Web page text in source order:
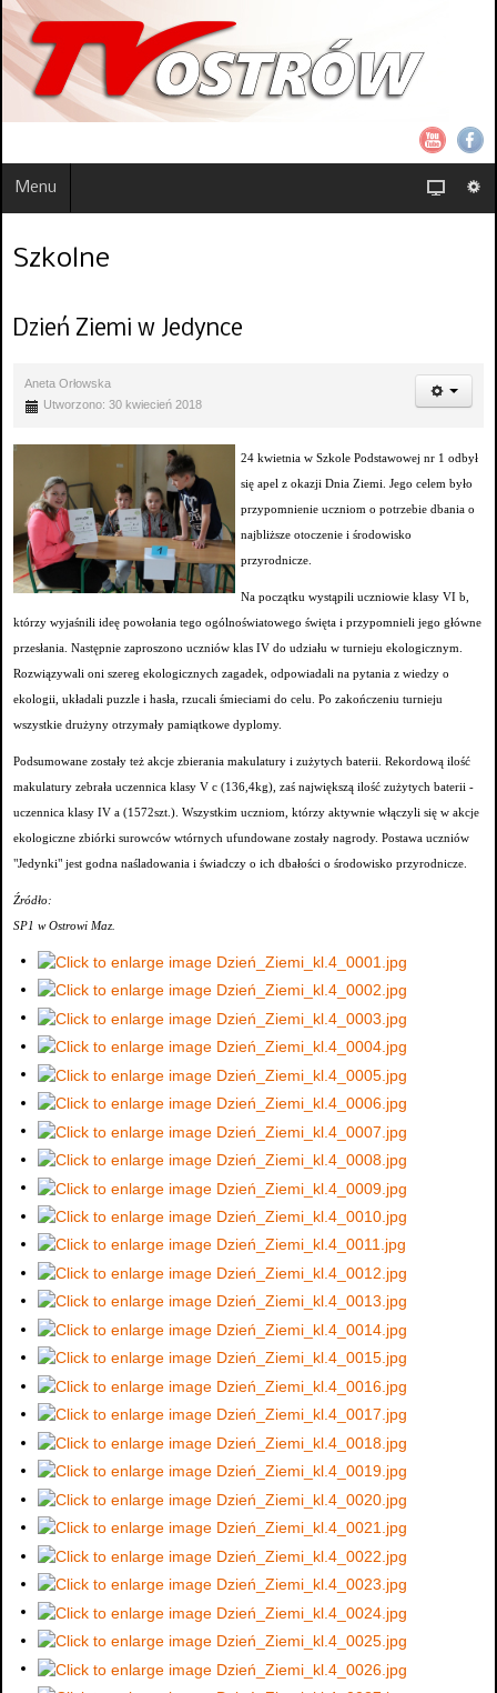
Menu
Szkolne
Dzień Ziemi w Jedynce
Aneta Orłowska
Utworzono: 30 kwiecień 2018
24 kwietnia w Szkole Podstawowej nr 1 odbył
się apel z okazji Dnia Ziemi. Jego celem było
przypomnienie uczniom o potrzebie dbania o
najbliższe otoczenie i środowisko
przyrodnicze.
Na początku wystąpili uczniowie klasy VI b,
którzy wyjaśnili ideę powołania tego ogólnoświatowego święta i przypomnieli jego główne
przesłania. Następnie zaproszono uczniów klas IV do udziału w turnieju ekologicznym.
Rozwiązywali oni szereg ekologicznych zagadek, odpowiadali na pytania z wiedzy o
ekologii, układali puzzle i hasła, rzucali śmieciami do celu. Po zakończeniu turnieju
wszystkie drużyny otrzymały pamiątkowe dyplomy.
Podsumowane zostały też akcje zbierania makulatury i zużytych baterii. Rekordową ilość
makulatury zebrała uczennica klasy V c (136,4kg), zaś największą ilość zużytych baterii -
uczennica klasy IV a (1572szt.). Wszystkim uczniom, którzy aktywnie włączyli się w akcje
ekologiczne zbiórki surowców wtórnych ufundowane zostały nagrody. Postawa uczniów
"Jedynki" jest godna naśladowania i świadczy o ich dbałości o środowisko przyrodnicze.
Źródło:
SP1 w Ostrowi Maz.